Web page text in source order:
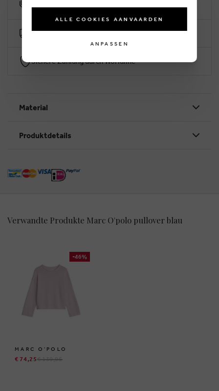
10% Treuerabatt
Kostenlose Lieferung ab €50 (2-4 Arbeitstage)
Sichere Zahlung durch Worldline
Material
Produktdetails
Verwandte Produkte Marc O'polo pullover blau
-46%
MARC O'POLO
€ 74,25€ 139,95
ALLE COOKIES AANVAARDEN
ANPASSEN